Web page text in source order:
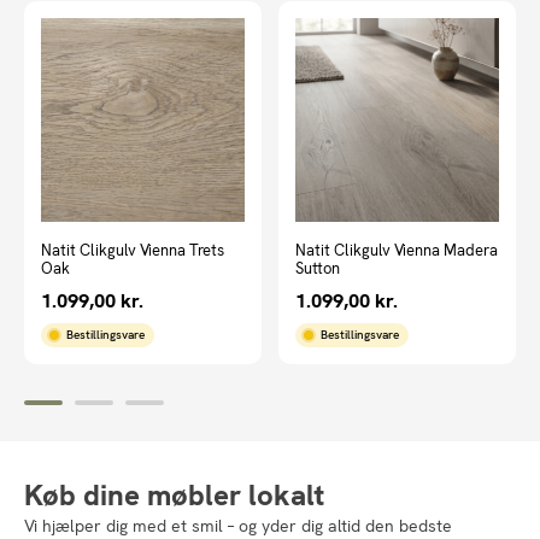
Natit Clikgulv Vienna Trets
Oak
1.099,00 kr.
Bestillingsvare
Natit Clikgulv Vienna Madera
Sutton
1.099,00 kr.
Bestillingsvare
Køb dine møbler lokalt
Vi hjælper dig med et smil – og yder dig altid den bedste